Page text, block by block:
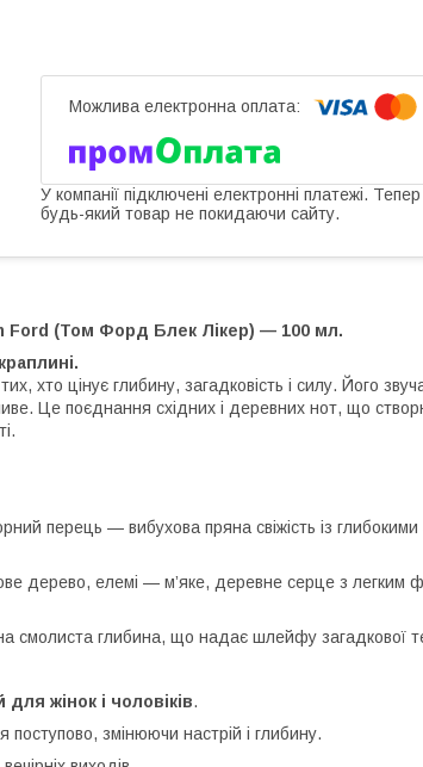
У компанії підключені електронні платежі.
будь-який товар не покидаючи сайту.
Ford (Том Форд Блек Лікер) — 100 мл.
хто цінує глибину, загадковість і силу. Його
Це поєднання східних і деревних нот, що
перець — вибухова пряна свіжість із
дерево, елемі — м’яке, деревне серце з легким
смолиста глибина, що надає шлейфу загадкової
для жінок і чоловіків.
поступово, змінюючи настрій і глибину.